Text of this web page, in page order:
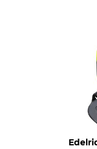
Professionelle
Nicht